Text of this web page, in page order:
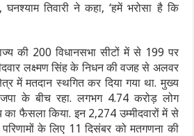
तिवारी ने कहा, ‘हमें भरोसा है कि
की 200 विधानसभा सीटों में से 199 पर
लक्ष्मण सिंह के निधन की वजह से अलवर
में मतदान स्थगित कर दिया गया था. मुख्य
के बीच रहा. लगभग 4.74 करोड़ लोग
का फैसला किया. इन 2,274 उम्मीदवारों में से
के लिए 11 दिसंबर को मतगणना की